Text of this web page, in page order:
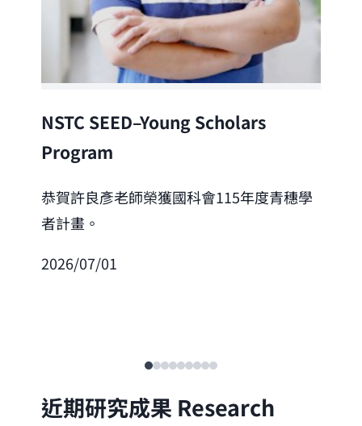
NSTC SEED–Young Scholars
Program
恭賀許良彥老師榮獲國科會115年度青穗學
者計畫。
2026/07/01
近期研究成果 Research